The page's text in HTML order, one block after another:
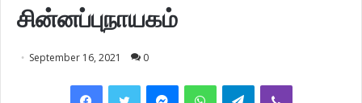
சின்னப்புநாயகம்
September 16, 2021 0
FacebookTwitter MessengerWhatsAppTelegramViber